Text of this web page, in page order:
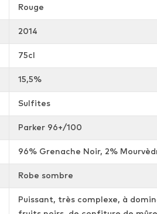
Rouge
2014
75cl
15,5%
Sulfites
Parker 96+/100
96% Grenache Noir, 2%
Robe sombre
Puissant, très complexe, à